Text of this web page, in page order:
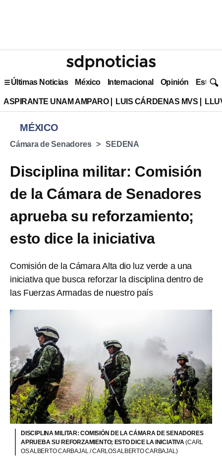
Últimas Noticias México Internacional Opinión Estilo
ASPIRANTE UNAM AMPARO LUIS CÁRDENAS MVS
MÉXICO
Cámara de Senadores SEDENA
Disciplina militar: Comisión
de la Cámara de Senadores
aprueba su reforzamiento;
esto dice la iniciativa
Comisión de la Cámara Alta dio luz verde a una
iniciativa que busca reforzar la disciplina dentro de
las Fuerzas Armadas de nuestro país
DISCIPLINA MILITAR: COMISIÓN DE LA CÁMARA DE SENADORES
APRUEBA SU REFORZAMIENTO; ESTO DICE LA INICIATIVA(CARL
OS ALBERTO CARBAJAL / CARLOS ALBERTO CARBAJAL)